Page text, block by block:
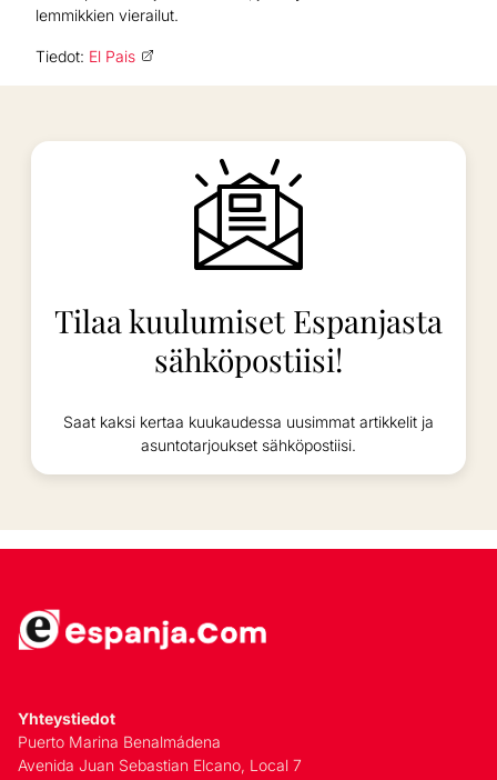
lemmikkien vierailut.
Tiedot: El Pais
Tilaa kuulumiset Espanjasta
sähköpostiisi!
Saat kaksi kertaa kuukaudessa uusimmat artikkelit ja
asuntotarjoukset sähköpostiisi.
Yhteystiedot
Puerto Marina Benalmádena
Avenida Juan Sebastian Elcano, Local 7